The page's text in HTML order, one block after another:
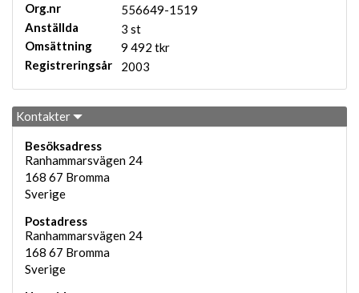
Org.nr
556649-1519
Anställda
3 st
Omsättning
9 492 tkr
Registreringsår
2003
Kontakter
Besöksadress
Ranhammarsvägen 24
168 67 Bromma
Sverige
Postadress
Ranhammarsvägen 24
168 67 Bromma
Sverige